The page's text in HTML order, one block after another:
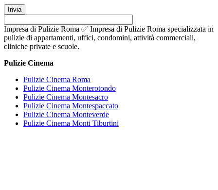
Impresa di Pulizie Roma ✅ Impresa di Pulizie Roma specializzata in
pulizie di appartamenti, uffici, condomini, attività commerciali,
cliniche private e scuole.
Pulizie Cinema
Pulizie Cinema Roma
Pulizie Cinema Monterotondo
Pulizie Cinema Montesacro
Pulizie Cinema Montespaccato
Pulizie Cinema Monteverde
Pulizie Cinema Monti Tiburtini